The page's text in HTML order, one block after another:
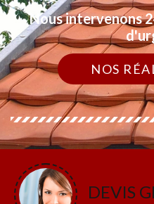
Nous intervenons
NOS
DEVIS